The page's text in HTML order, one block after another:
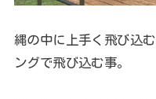
縄の中に上手く飛び込
ングで飛び込む事。